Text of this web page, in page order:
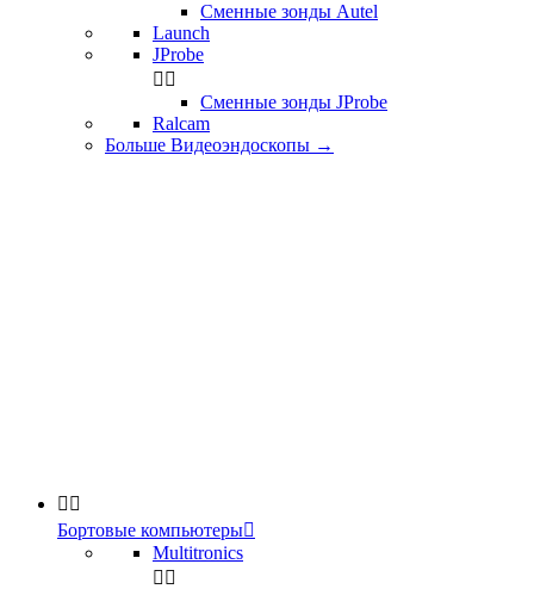
Сменные зонды Autel
Launch
JProbe
 
Сменные зонды JProbe
Ralcam
Больше Видеоэндоскопы →
 
Бортовые компьютеры
Multitronics
 